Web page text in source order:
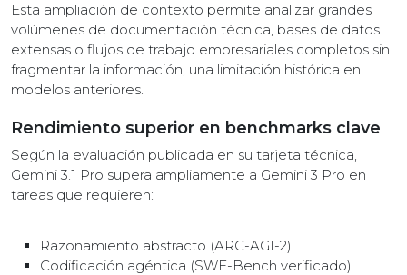
Esta ampliación de contexto permite analizar grandes
volúmenes de documentación técnica, bases de datos
extensas o flujos de trabajo empresariales completos sin
fragmentar la información, una limitación histórica en
modelos anteriores.
Rendimiento superior en benchmarks clave
Según la evaluación publicada en su tarjeta técnica,
Gemini 3.1 Pro supera ampliamente a Gemini 3 Pro en
tareas que requieren:
Razonamiento abstracto (ARC-AGI-2)
Codificación agéntica (SWE-Bench verificado)